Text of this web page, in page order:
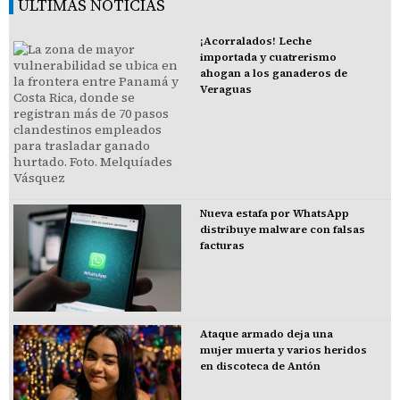
ÚLTIMAS NOTICIAS
¡Acorralados! Leche
importada y cuatrerismo
ahogan a los ganaderos de
Veraguas
Nueva estafa por WhatsApp
distribuye malware con falsas
facturas
Ataque armado deja una
mujer muerta y varios heridos
en discoteca de Antón